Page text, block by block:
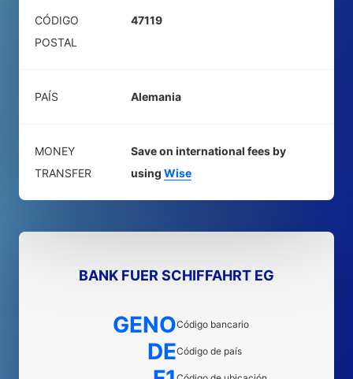
CÓDIGO
POSTAL
47119
PAÍS Alemania
MONEY
TRANSFER
Save on international fees by
using Wise
BANK FUER SCHIFFAHRT EG
GENOCódigo bancario
DECódigo de país